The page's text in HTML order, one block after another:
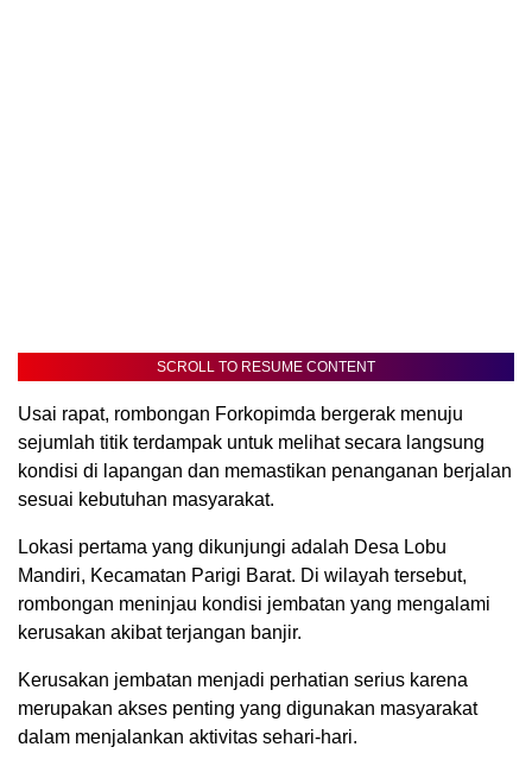
SCROLL TO RESUME CONTENT
Usai rapat, rombongan Forkopimda bergerak menuju
sejumlah titik terdampak untuk melihat secara langsung
kondisi di lapangan dan memastikan penanganan berjalan
sesuai kebutuhan masyarakat.
Lokasi pertama yang dikunjungi adalah Desa Lobu
Mandiri, Kecamatan Parigi Barat. Di wilayah tersebut,
rombongan meninjau kondisi jembatan yang mengalami
kerusakan akibat terjangan banjir.
Kerusakan jembatan menjadi perhatian serius karena
merupakan akses penting yang digunakan masyarakat
dalam menjalankan aktivitas sehari-hari.